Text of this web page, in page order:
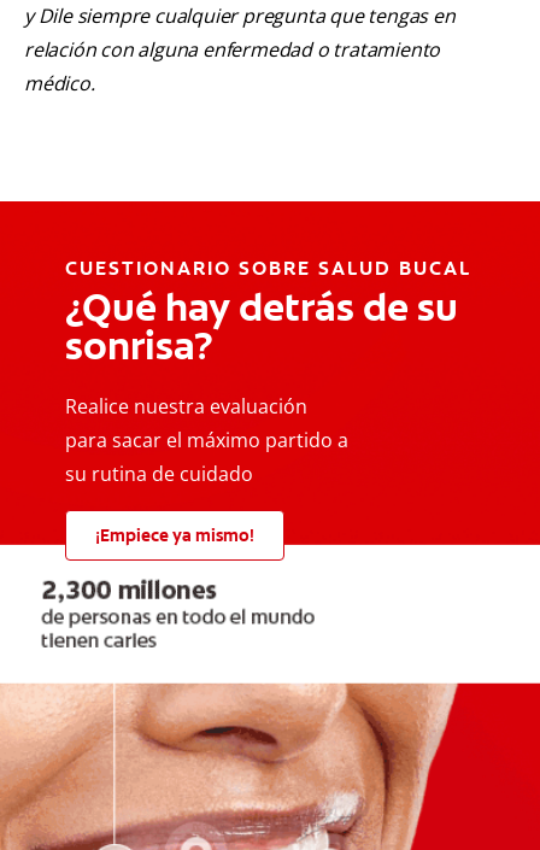
y Dile siempre cualquier pregunta que tengas en
relación con alguna enfermedad o tratamiento
médico.
CUESTIONARIO SOBRE SALUD BUCAL
¿Qué hay detrás de su
sonrisa?
Realice nuestra evaluación
para sacar el máximo partido a
su rutina de cuidado
¡Empiece ya mismo!